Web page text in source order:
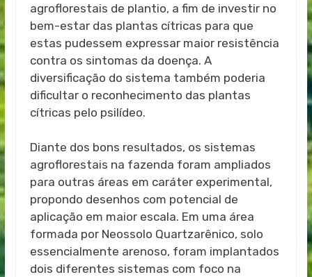
agroflorestais de plantio, a fim de investir no
bem-estar das plantas cítricas para que
estas pudessem expressar maior resistência
contra os sintomas da doença. A
diversificação do sistema também poderia
dificultar o reconhecimento das plantas
cítricas pelo psilídeo.
Diante dos bons resultados, os sistemas
agroflorestais na fazenda foram ampliados
para outras áreas em caráter experimental,
propondo desenhos com potencial de
aplicação em maior escala. Em uma área
formada por Neossolo Quartzarênico, solo
essencialmente arenoso, foram implantados
dois diferentes sistemas com foco na